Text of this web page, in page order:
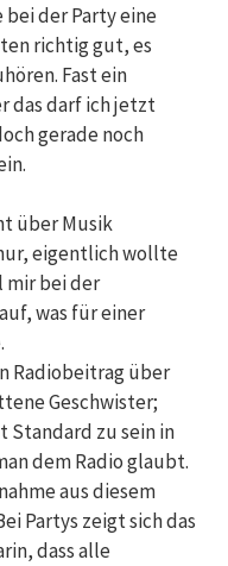
bei der Party eine
richtig gut, es
Fast ein
das darf ich jetzt
gerade noch
über Musik
eigentlich wollte
mir bei der
was für einer
Radiobeitrag über
Geschwister;
Standard zu sein in
dem Radio glaubt.
aus diesem
Partys zeigt sich das
dass alle